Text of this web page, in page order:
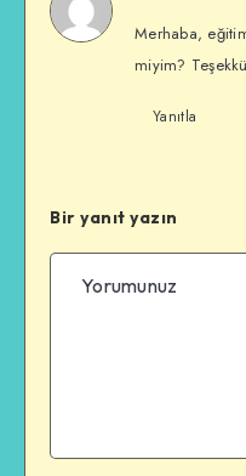
Merhaba,
miyim?
Yanıtla
Bir yanıt yazın